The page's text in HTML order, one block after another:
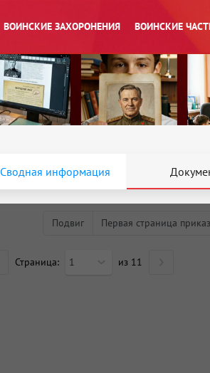
ВОИНСКИЕ ЗАХОРОНЕНИЯ ВОИНСКИЕ
Сводная информация
Подвиг Первая страница
Страница: 1 из 11